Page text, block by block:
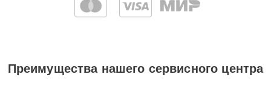
Преимущества нашего сервисного центра